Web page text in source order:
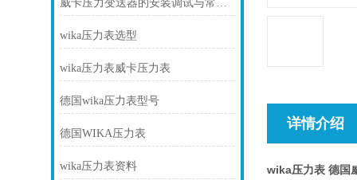
威卡压力变送器的安装调试与常见故障排除
wika压力表选型
wika压力表威卡压力表
德国wika压力表型号
德国WIKA压力表
wika压力表资料
详情介绍
wika压力表 德国